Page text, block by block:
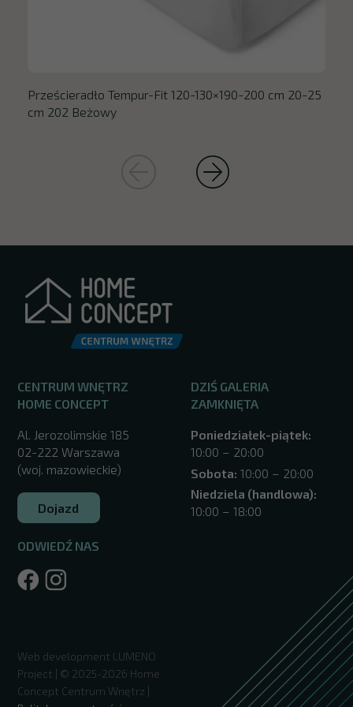
Prześcieradło Tempur-Fit 120-130×190-200 cm 20-25
cm 202 Beżowy
CENTRUM WNĘTRZ
HOME CONCEPT
Al. Jerozolimskie 185
02-222 Warszawa
(woj. mazowieckie)
Dojazd
ODWIEDŹ NAS
DZIŚ GALERIA
ZAMKNIĘTA
Poniedziałek-piątek:
10:00 – 20:00
Sobota: 10:00 – 20:00
Niedziela (handlowa):
10:00 – 18:00
Web development LUMENO
Project | © 2025-2026 Home
Concept Centrum Wnętrz |